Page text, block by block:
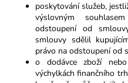
poskytování služeb,
výslovným
odstoupení od
smlouvy sdělil
právo na odstoupení od
o dodávce zboží
výchylkách finančního